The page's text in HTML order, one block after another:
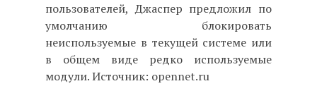
пользователей, Джаспер предложил по
умолчанию блокировать
неиспользуемые в текущей системе или
в общем виде редко используемые
модули. Источник: opennet.ru